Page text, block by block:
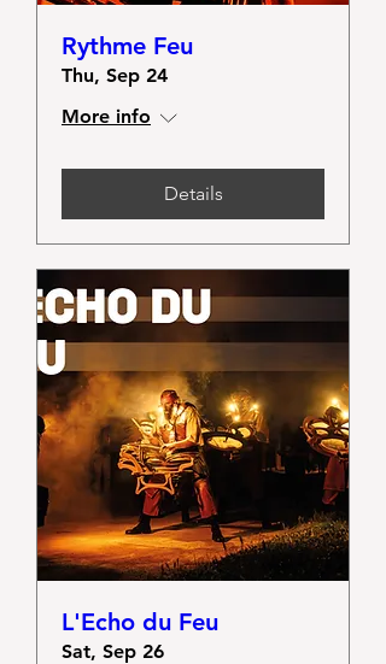
Rythme Feu
Thu, Sep 24
More info
Details
L'Echo du Feu
Sat, Sep 26